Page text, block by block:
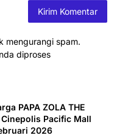
mengurangi spam.
diproses
PAPA ZOLA THE
Pacific Mall
2026